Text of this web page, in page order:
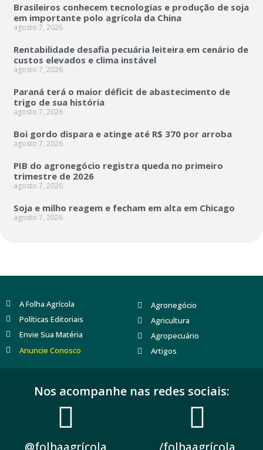
Brasileiros conhecem tecnologias e produção de soja
em importante polo agrícola da China
agosto 7, 2026
Rentabilidade desafia pecuária leiteira em cenário de
custos elevados e clima instável
agosto 7, 2026
Paraná terá o maior déficit de abastecimento de
trigo de sua história
agosto 7, 2026
Boi gordo dispara e atinge até R$ 370 por arroba
agosto 7, 2026
PIB do agronegócio registra queda no primeiro
trimestre de 2026
agosto 7, 2026
Soja e milho reagem e fecham em alta em Chicago
agosto 7, 2026
A Folha Agrícola
Políticas Editoriais
Envie Sua Matéria
Anuncie Conosco
Agronegócio
Agricultura
Agropecuário
Artigos
Nos acompanhe nas redes sociais:
@folhaagrícola /folhaagrícola